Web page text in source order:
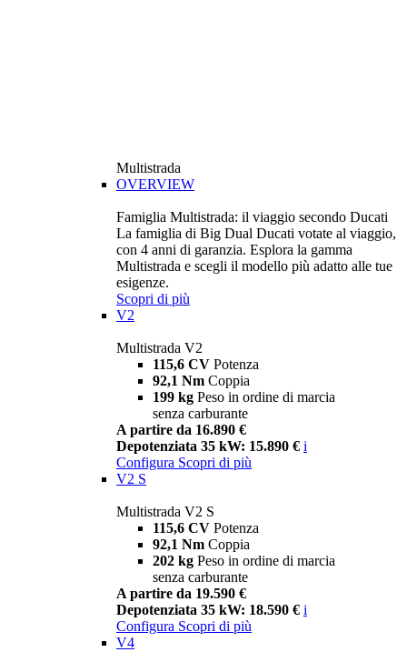
Multistrada
OVERVIEW
Famiglia Multistrada: il viaggio secondo Ducati
La famiglia di Big Dual Ducati votate al viaggio,
con 4 anni di garanzia. Esplora la gamma
Multistrada e scegli il modello più adatto alle tue
esigenze.
Scopri di più
V2
Multistrada V2
115,6 CV Potenza
92,1 Nm Coppia
199 kg Peso in ordine di marcia
senza carburante
A partire da 16.890 €
Depotenziata 35 kW: 15.890 € i
Configura Scopri di più
V2 S
Multistrada V2 S
115,6 CV Potenza
92,1 Nm Coppia
202 kg Peso in ordine di marcia
senza carburante
A partire da 19.590 €
Depotenziata 35 kW: 18.590 € i
Configura Scopri di più
V4